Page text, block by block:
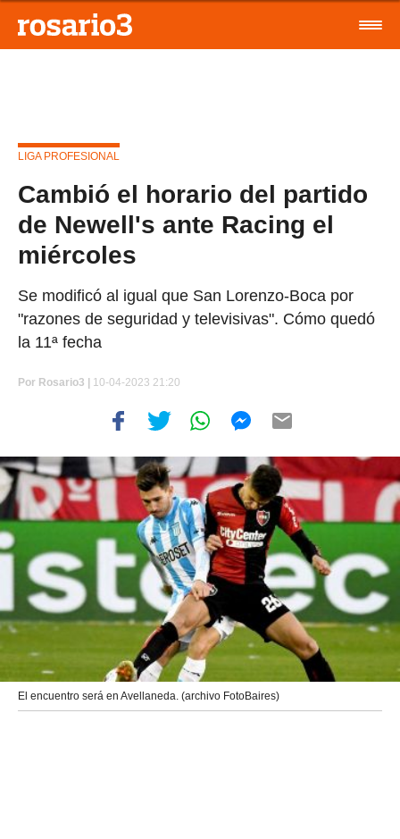
LIGA PROFESIONAL
Cambió el horario del partido
de Newell's ante Racing el
miércoles
Se modificó al igual que San Lorenzo-Boca por
"razones de seguridad y televisivas". Cómo quedó
la 11ª fecha
Por Rosario3 | 10-04-2023 21:20
El encuentro será en Avellaneda. (archivo FotoBaires)